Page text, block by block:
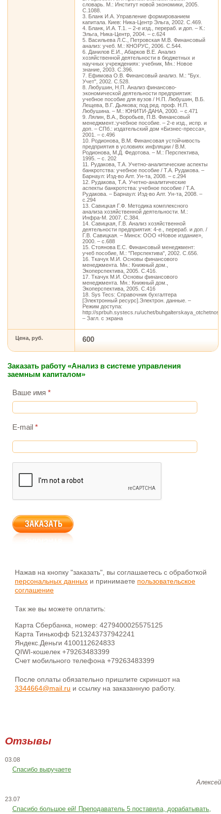
словарь. М.: Институт новой экономики, 2005.
С.1088.
3. Бланк И.А. Управление формированием
капитала. Киев: Ника-Центр Эльга, 2002. С.469.
4. Бланк, И.А. Т.1. – 2-е изд., перераб. и доп. – К.:
Эльга, Ника-Центр, 2004. – с.624
5. Васильева Л.С., Петровская М.В. Финансовый
анализ: учеб. М.: КНОРУС, 2006. С.544.
6. Данилов Е.И., Абарков В.Е. Анализ
хозяйственной деятельности в бюджетных и
научных учреждениях: учебник, Мн.: Новое
знание, 2003. С.396.
7. Ефимова О.В. Финансовый анализ. М.: "Бух.
Учет", 2002. С.528.
8. Любушин, Н.П. Анализ финансово-
экономической деятельности предприятия:
учебное пособие для вузов / Н.П. Любушин, В.Б.
Лещева, В.Г. Дьякова; под ред. проф. Н.П.
Любушина. – М.: ЮНИТИ-ДАНА, 2000. – с.471
9. Лялин, В.А., Воробьев, П.В. Финансовый
менеджмент.:учебное пособие. – 2-е изд., испр. и
доп. – СПб.: издательский дом «Бизнес-пресса»,
2001. – с.496
10. Родионова, В.М. Финансовая устойчивость
предприятия в условиях инфляции / В.М.
Родионова, М.Д. Федотова. – М.: Перспектива,
1995. – с. 202
11. Рудакова, Т.А. Учетно-аналитические аспекты
банкротства: учебное пособие / Т.А. Рудакова. –
Барнаул: Изд-во Алт. Ун-та, 2008. – с.294
12. Рудакова, Т.А. Учетно-аналитические
аспекты банкротства: учебное пособие / Т.А.
Рудакова. – Барнаул: Изд-во Алт. Ун-та, 2008. –
с.294
13. Савицкая Г.Ф. Методика комплексного
анализа хозяйственной деятельности. М.:
Инфра-М. 2007. С.384.
14. Савицкая, Г.В. Анализ хозяйственной
деятельности предприятия: 4-е., перераб. и доп. /
Г.В. Савицкая. – Минск: ООО «Новое издание»,
2000. – с.688
15. Стоянова Е.С. Финансовый менеджмент:
учеб пособие, М.: "Перспектива", 2002. С.656.
16. Ткачук М.И. Основы финансового
менеджмента. Мн.: Книжный дом.,
Экоперспектива, 2005. С.416.
17. Ткачук М.И. Основы финансового
менеджмента. Мн.: Книжный дом.,
Экоперспектива, 2005. С.416
18. Sys Tecs: Справочник бухгалтера
[Электронный ресурс].Электрон. данные. –
Режим доступа:
http://sprbuh.systecs.ru/uchet/
– Загл. с экрана
Цена, руб. 600
Заказать работу «Анализ в системе управления
заемным капиталом»
Ваше имя *
E-mail *
Нажав на кнопку "заказать", вы соглашаетесь с обработкой
персональных данных и принимаете пользовательское
соглашение
Так же вы можете оплатить:
Карта Сбербанка, номер: 4279400025575125
Карта Тинькофф 5213243737942241
Яндекс.Деньги 4100112624833
QIWI-кошелек +79263483399
Счет мобильного телефона +79263483399
После оплаты обязательно пришлите скриншот на
3344664@mail.ru и ссылку на заказанную работу.
Отзывы
03.08
Спасибо выручаете
Алексей
23.07
Cпасибо большое ей! Преподаватель 5 поставила, дорабатывать,